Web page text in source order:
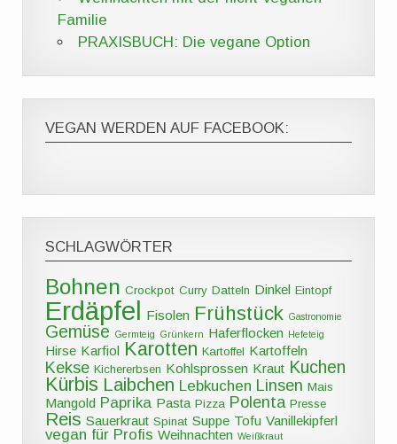
Familie
PRAXISBUCH: Die vegane Option
VEGAN WERDEN AUF FACEBOOK:
SCHLAGWÖRTER
Bohnen Crockpot Curry Datteln Dinkel Eintopf
Erdäpfel Fisolen Frühstück Gastronomie
Gemüse Germteig Grünkern Haferflocken Hefeteig
Hirse Karfiol Karotten Kartoffel Kartoffeln
Kekse Kichererbsen Kohlsprossen Kraut Kuchen
Kürbis Laibchen Lebkuchen Linsen Mais
Mangold Paprika Pasta Pizza Polenta Presse
Reis Sauerkraut Spinat Suppe Tofu Vanillekipferl
vegan für Profis Weihnachten Weißkraut